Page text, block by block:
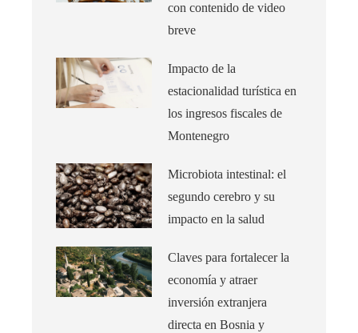
con contenido de video
breve
Impacto de la
estacionalidad turística en
los ingresos fiscales de
Montenegro
Microbiota intestinal: el
segundo cerebro y su
impacto en la salud
Claves para fortalecer la
economía y atraer
inversión extranjera
directa en Bosnia y